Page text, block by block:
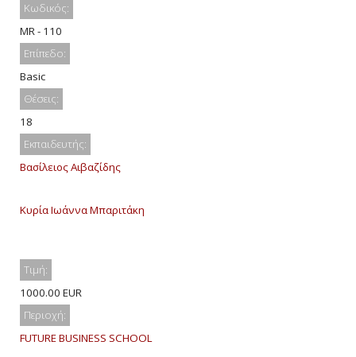
Κωδικός:
MR - 110
Επίπεδο:
Basic
Θέσεις:
18
Εκπαιδευτής:
Βασίλειος Αιβαζίδης
Κυρία Ιωάννα Μπαριτάκη
Τιμή:
1000.00 EUR
Περιοχή:
FUTURE BUSINESS SCHOOL